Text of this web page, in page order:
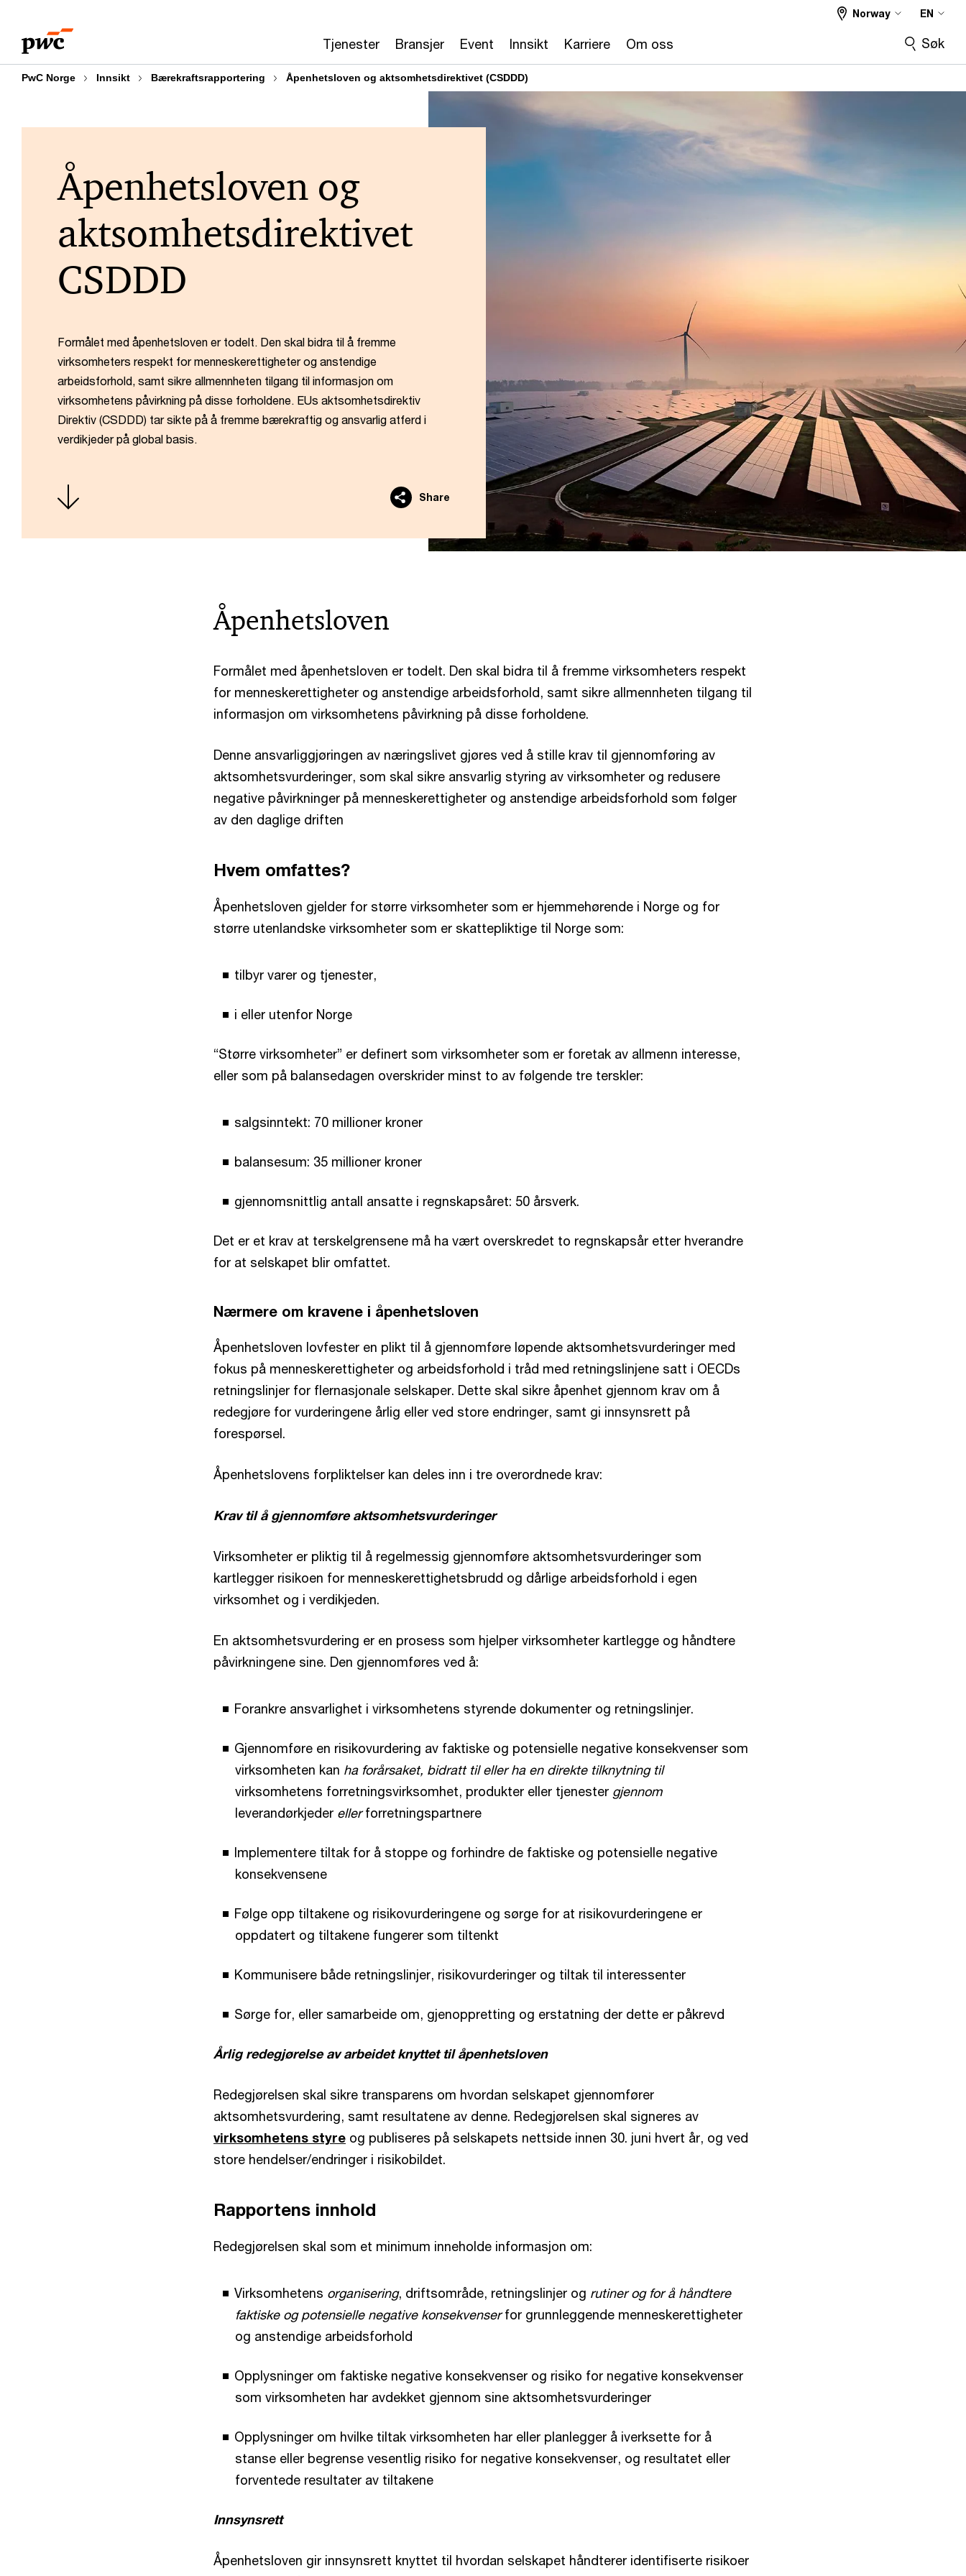
content
footer
Tjenester Bransjer Event Innsikt Karriere Om oss
Norway EN
Søk
PwC Norge Innsikt Bærekraftsrapportering Åpenhetsloven og aktsomhetsdirektivet (CSDDD)
Åpenhetsloven og
aktsomhetsdirektivet
CSDDD
Formålet med åpenhetsloven er todelt. Den skal bidra til å fremme
virksomheters respekt for menneskerettigheter og anstendige
arbeidsforhold, samt sikre allmennheten tilgang til informasjon om
virksomhetens påvirkning på disse forholdene. EUs aktsomhetsdirektiv
Direktiv (CSDDD) tar sikte på å fremme bærekraftig og ansvarlig atferd i
verdikjeder på global basis.
Share
More
Åpenhetsloven
Formålet med åpenhetsloven er todelt. Den skal bidra til å fremme virksomheters respekt
for menneskerettigheter og anstendige arbeidsforhold, samt sikre allmennheten tilgang til
informasjon om virksomhetens påvirkning på disse forholdene.
Denne ansvarliggjøringen av næringslivet gjøres ved å stille krav til gjennomføring av
aktsomhetsvurderinger, som skal sikre ansvarlig styring av virksomheter og redusere
negative påvirkninger på menneskerettigheter og anstendige arbeidsforhold som følger
av den daglige driften
Hvem omfattes?
Åpenhetsloven gjelder for større virksomheter som er hjemmehørende i Norge og for
større utenlandske virksomheter som er skattepliktige til Norge som:
tilbyr varer og tjenester,
i eller utenfor Norge
“Større virksomheter” er definert som virksomheter som er foretak av allmenn interesse,
eller som på balansedagen overskrider minst to av følgende tre terskler:
salgsinntekt: 70 millioner kroner
balansesum: 35 millioner kroner
gjennomsnittlig antall ansatte i regnskapsåret: 50 årsverk.
Det er et krav at terskelgrensene må ha vært overskredet to regnskapsår etter hverandre
for at selskapet blir omfattet.
Nærmere om kravene i åpenhetsloven
Åpenhetsloven lovfester en plikt til å gjennomføre løpende aktsomhetsvurderinger med
fokus på menneskerettigheter og arbeidsforhold i tråd med retningslinjene satt i OECDs
retningslinjer for flernasjonale selskaper. Dette skal sikre åpenhet gjennom krav om å
redegjøre for vurderingene årlig eller ved store endringer, samt gi innsynsrett på
forespørsel.
Åpenhetslovens forpliktelser kan deles inn i tre overordnede krav:
Krav til å gjennomføre aktsomhetsvurderinger
Virksomheter er pliktig til å regelmessig gjennomføre aktsomhetsvurderinger som
kartlegger risikoen for menneskerettighetsbrudd og dårlige arbeidsforhold i egen
virksomhet og i verdikjeden.
En aktsomhetsvurdering er en prosess som hjelper virksomheter kartlegge og håndtere
påvirkningene sine. Den gjennomføres ved å:
Forankre ansvarlighet i virksomhetens styrende dokumenter og retningslinjer.
Gjennomføre en risikovurdering av faktiske og potensielle negative konsekvenser som
virksomheten kan ha forårsaket, bidratt til eller ha en direkte tilknytning til
virksomhetens forretningsvirksomhet, produkter eller tjenester gjennom
leverandørkjeder ellerforretningspartnere
Implementere tiltak for å stoppe og forhindre de faktiske og potensielle negative
konsekvensene
Følge opp tiltakene og risikovurderingene og sørge for at risikovurderingene er
oppdatert og tiltakene fungerer som tiltenkt
Kommunisere både retningslinjer, risikovurderinger og tiltak til interessenter
Sørge for, eller samarbeide om, gjenoppretting og erstatning der dette er påkrevd
Årlig redegjørelse av arbeidet knyttet til åpenhetsloven
Redegjørelsen skal sikre transparens om hvordan selskapet gjennomfører
aktsomhetsvurdering, samt resultatene av denne. Redegjørelsen skal signeres av
virksomhetens styre og publiseres på selskapets nettside innen 30. juni hvert år, og ved
store hendelser/endringer i risikobildet.
Rapportens innhold
Redegjørelsen skal som et minimum inneholde informasjon om:
Virksomhetens organisering, driftsområde, retningslinjer og rutiner og for å håndtere
faktiske og potensielle negative konsekvenserfor grunnleggende menneskerettigheter
og anstendige arbeidsforhold
Opplysninger om faktiske negative konsekvenser og risiko for negative konsekvenser
som virksomheten har avdekket gjennom sine aktsomhetsvurderinger
Opplysninger om hvilke tiltak virksomheten har eller planlegger å iverksette for å
stanse eller begrense vesentlig risiko for negative konsekvenser, og resultatet eller
forventede resultater av tiltakene
Innsynsrett
Åpenhetsloven gir innsynsrett knyttet til hvordan selskapet håndterer identifiserte risikoer